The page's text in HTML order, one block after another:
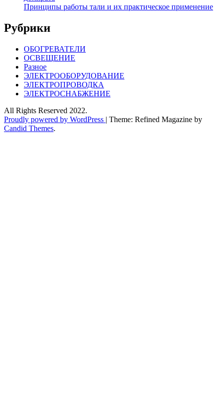
Принципы работы тали и их практическое применение
Рубрики
ОБОГРЕВАТЕЛИ
ОСВЕЩЕНИЕ
Разное
ЭЛЕКТРООБОРУДОВАНИЕ
ЭЛЕКТРОПРОВОДКА
ЭЛЕКТРОСНАБЖЕНИЕ
All Rights Reserved 2022.
Proudly powered by WordPress | Theme: Refined Magazine by
Candid Themes.